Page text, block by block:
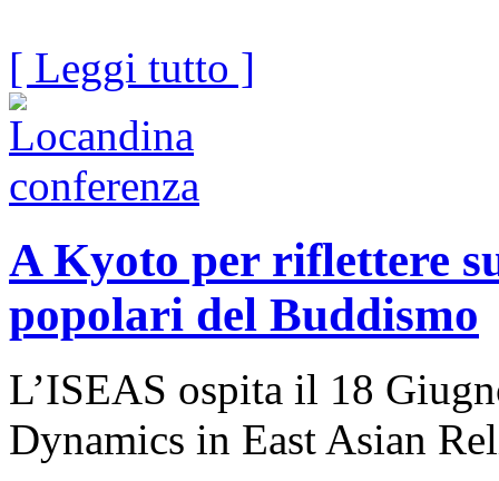
[ Leggi tutto ]
A Kyoto per riflettere
popolari del Buddismo
L’ISEAS ospita il 18
Dynamics in East Asian